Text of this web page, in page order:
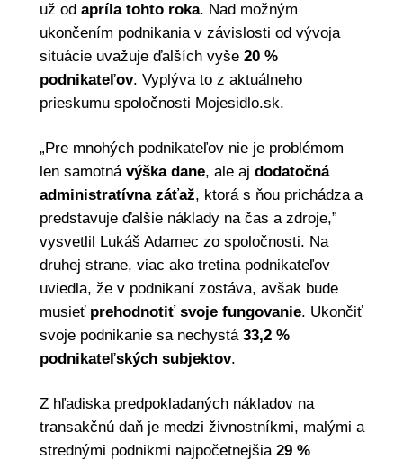
už od apríla tohto roka. Nad možným
ukončením podnikania v závislosti od vývoja
situácie uvažuje ďalších vyše 20 %
podnikateľov. Vyplýva to z aktuálneho
prieskumu spoločnosti Mojesidlo.sk.
„Pre mnohých podnikateľov nie je problémom
len samotná výška dane, ale aj dodatočná
administratívna záťaž, ktorá s ňou prichádza a
predstavuje ďalšie náklady na čas a zdroje,”
vysvetlil Lukáš Adamec zo spoločnosti. Na
druhej strane, viac ako tretina podnikateľov
uviedla, že v podnikaní zostáva, avšak bude
musieť prehodnotiť svoje fungovanie. Ukončiť
svoje podnikanie sa nechystá 33,2 %
podnikateľských subjektov.
Z hľadiska predpokladaných nákladov na
transakčnú daň je medzi živnostníkmi, malými a
strednými podnikmi najpočetnejšia 29 %